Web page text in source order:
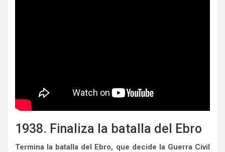
1938. Finaliza la batalla del Ebro
Termina la batalla del Ebro, que decide la Guerra Civil